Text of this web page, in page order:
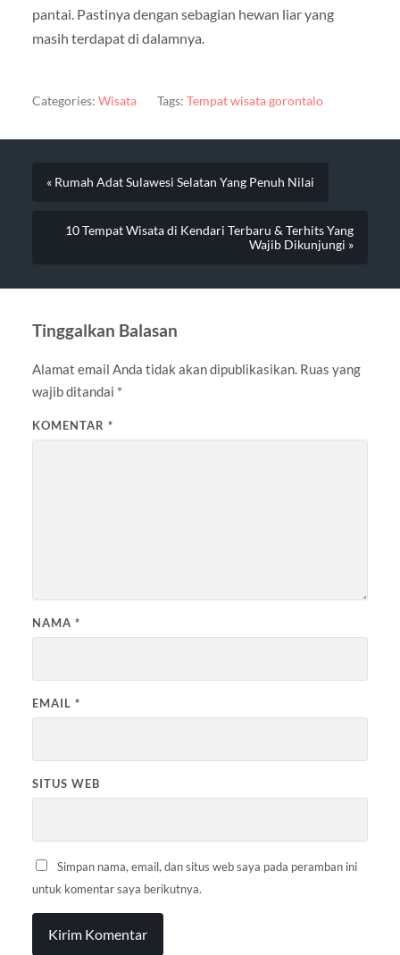
pantai. Pastinya dengan sebagian hewan liar yang
masih terdapat di dalamnya.
Categories: Wisata Tags: Tempat wisata gorontalo
« Rumah Adat Sulawesi Selatan Yang Penuh Nilai
10 Tempat Wisata di Kendari Terbaru & Terhits Yang
Wajib Dikunjungi »
Tinggalkan Balasan
Alamat email Anda tidak akan dipublikasikan. Ruas yang
wajib ditandai *
KOMENTAR *
NAMA *
EMAIL *
SITUS WEB
Simpan nama, email, dan situs web saya pada peramban ini
untuk komentar saya berikutnya.